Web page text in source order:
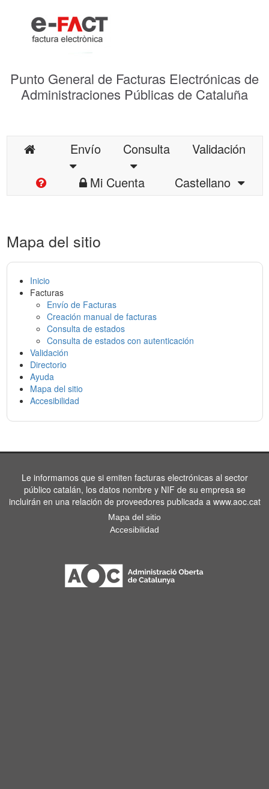
Punto General de Facturas Electrónicas de
Administraciones Públicas de Cataluña
Envío Consulta
Validación
Mi Cuenta
Castellano
Mapa del sitio
Inicio
Facturas
Envío de Facturas
Creación manual de facturas
Consulta de estados
Consulta de estados con autenticación
Validación
Directorio
Ayuda
Mapa del sitio
Accesibilidad
Le informamos que si emiten facturas electrónicas al sector
público catalán, los datos nombre y NIF de su empresa se
incluirán en una relación de proveedores publicada a www.aoc.cat
Mapa del sitio
Accesibilidad